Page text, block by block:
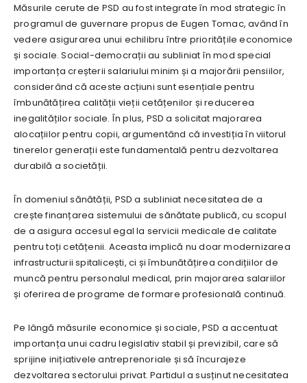
Măsurile cerute de PSD au fost integrate în mod strategic în
programul de guvernare propus de Eugen Tomac, având în
vedere asigurarea unui echilibru între prioritățile economice
și sociale. Social-democrații au subliniat în mod special
importanța creșterii salariului minim și a majorării pensiilor,
considerând că aceste acțiuni sunt esențiale pentru
îmbunătățirea calității vieții cetățenilor și reducerea
inegalităților sociale. În plus, PSD a solicitat majorarea
alocațiilor pentru copii, argumentând că investiția în viitorul
tinerelor generații este fundamentală pentru dezvoltarea
durabilă a societății.
În domeniul sănătății, PSD a subliniat necesitatea de a
crește finanțarea sistemului de sănătate publică, cu scopul
de a asigura accesul egal la servicii medicale de calitate
pentru toți cetățenii. Aceasta implică nu doar modernizarea
infrastructurii spitalicești, ci și îmbunătățirea condițiilor de
muncă pentru personalul medical, prin majorarea salariilor
și oferirea de programe de formare profesională continuă.
Pe lângă măsurile economice și sociale, PSD a accentuat
importanța unui cadru legislativ stabil și previzibil, care să
sprijine inițiativele antreprenoriale și să încurajeze
dezvoltarea sectorului privat. Partidul a susținut necesitatea